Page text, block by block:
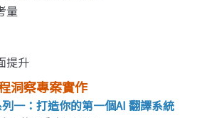
量
提升
洞察專案實作
一：打造你的第一個AI 翻譯系統